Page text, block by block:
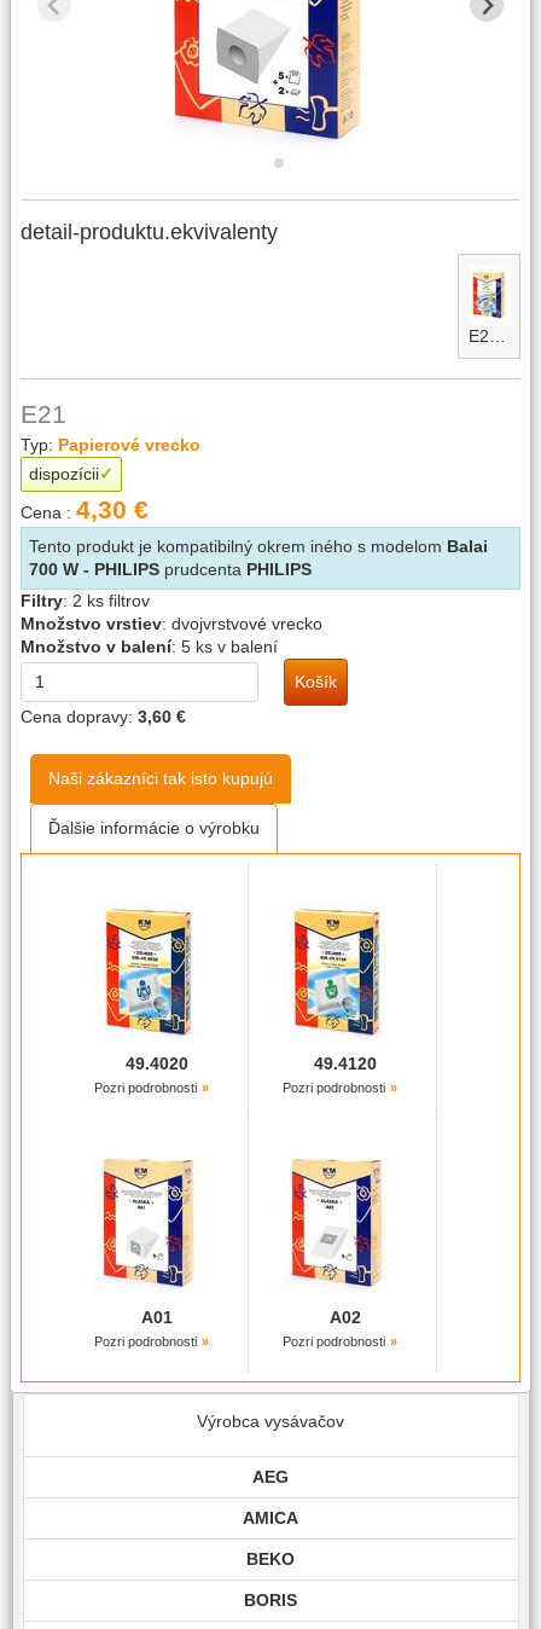
detail-produktu.ekvivalenty
E21-micro
E21
Typ: Papierové vrecko
dispozícii
Cena : 4,30 €
Tento produkt je kompatibilný okrem iného s modelom Balai
700 W - PHILIPS prudcenta PHILIPS
Filtry: 2 ks filtrov
Množstvo vrstiev: dvojvrstvové vrecko
Množstvo v balení: 5 ks v balení
Košík
Cena dopravy: 3,60 €
Naši zákazníci tak isto kupujú
Ďalšie informácie o výrobku
49.4020
Pozri podrobnosti
49.4120
Pozri podrobnosti
A01
Pozri podrobnosti
A02
Pozri podrobnosti
Výrobca vysávačov
AEG
AMICA
BEKO
BORIS